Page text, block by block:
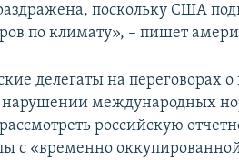
поскольку США
по климату», – пишет
делегаты на переговорах
нарушении международных
российскую
с «временно